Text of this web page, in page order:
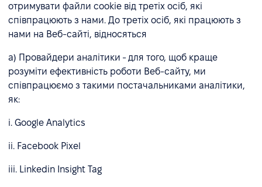
отримувати файли cookie від третіх осіб, які
співпрацюють з нами. До третіх осіб, які працюють з
нами на Веб-сайті, відносяться
a) Провайдери аналітики - для того, щоб краще
розуміти ефективність роботи Веб-сайту, ми
співпрацюємо з такими постачальниками аналітики,
як:
i. Google Analytics
ii. Facebook Pixel
iii. Linkedin Insight Tag